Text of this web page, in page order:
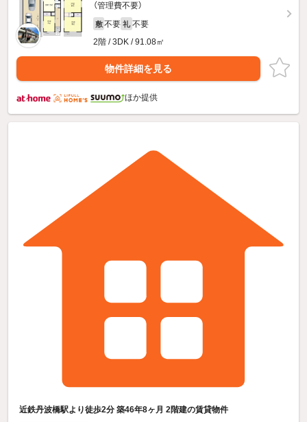
（管理費不要）
敷 不要 礼 不要
2階 / 3DK / 91.08㎡
物件詳細を見る
ほか提供
近鉄丹波橋駅より徒歩2分 築46年8ヶ月 2階建の賃貸物件